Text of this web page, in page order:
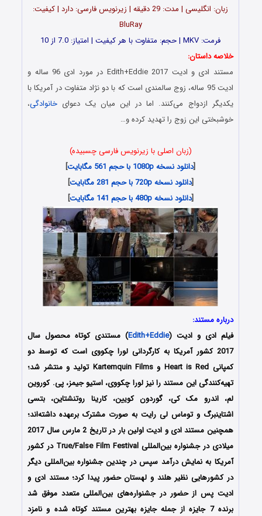
زبان: انگلیسی | مدت‌: 29 دقیقه | زیرنویس فارسی: دارد | کیفیت:
BluRay
فرمت: MKV | حجم: متفاوت با هر کیفیت | امتیاز: 7.0 از 10
خلاصه داستان:
مستند ادی و ادیت Edith+Eddie 2017 در مورد ادی 96 ساله و
ادیت 95 ساله، زوج سالمندی است که با دو نژاد متفاوت در آمریکا با
یکدیگر ازدواج می‌کنند. اما در این میان یک دعوای خانوادگی،
خوشبختی این زوج را تهدید کرده و…
(زبان اصلی با زیرنویس فارسی چسبیده)
[دانلود نسخه 1080p با حجم 561 مگابایت
]
[دانلود نسخه 720p با حجم 281 مگابایت
]
[دانلود نسخه 480p با حجم 141 مگابایت ]
درباره مستند:
فیلم ادی و ادیت (Edith+Eddie) مستندی کوتاه محصول سال
2017 کشور آمریکا به کارگردانی لورا چکووی است که توسط دو
کمپانی Heart is Red و Kartemquin Films تولید و منتشر شد؛
تهیه‌کنندگی این مستند را نیز لورا چکووی، استیو جیمز، پی. کوروین
لم، اندرو مک کی، گوردون کویین، کارینا روتنشتاین، بتسی
اشتاینبرگ و توماس لی رایت به صورت مشترک برعهده داشته‌‌اند؛
همچنین مستند ادی و ادیت اولین بار در تاریخ 2 مارس سال 2017
میلادی در جشنواره بین‌المللی True/False Film Festival در کشور
آمریکا به نمایش درآمد سپس در چندین جشنواره بین‌المللی دیگر
در کشورهایی نظیر هلند و لهستان حضور پیدا کرد؛ مستند ادی و
ادیت پس از حضور در جشنواره‌های بین‌المللی متعدد موفق شد
برنده 7 جایزه از جمله جایزه بهترین مستند کوتاه شده و نامزد